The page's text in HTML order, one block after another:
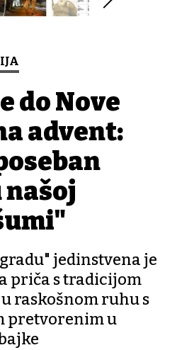
do Nove
advent:
jedinstvena je
priča s tradicijom
raskošnom ruhu s
pretvorenim u